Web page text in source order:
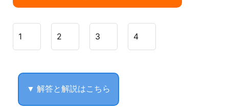
1 2 3 4
▼ 解答と解説はこちら